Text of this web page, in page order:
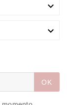


OK